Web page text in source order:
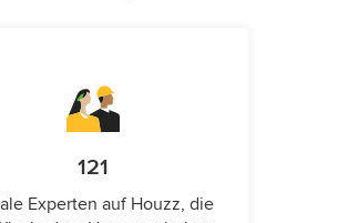
121
Experten auf Houzz, die